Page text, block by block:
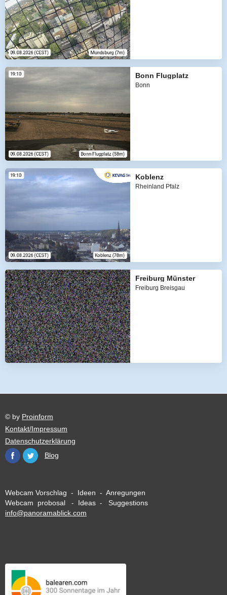
Bonn Flugplatz
Bonn
Koblenz
Rheinland Pfalz
Freiburg Münster
Freiburg Breisgau
© by Proinform
Kontakt/Impressum
Datenschutzerklärung
Blog
Webcam Vorschlag - Ideen - Anregungen
Webcam probosal - Ideas - Suggestions
info@panoramablick.com